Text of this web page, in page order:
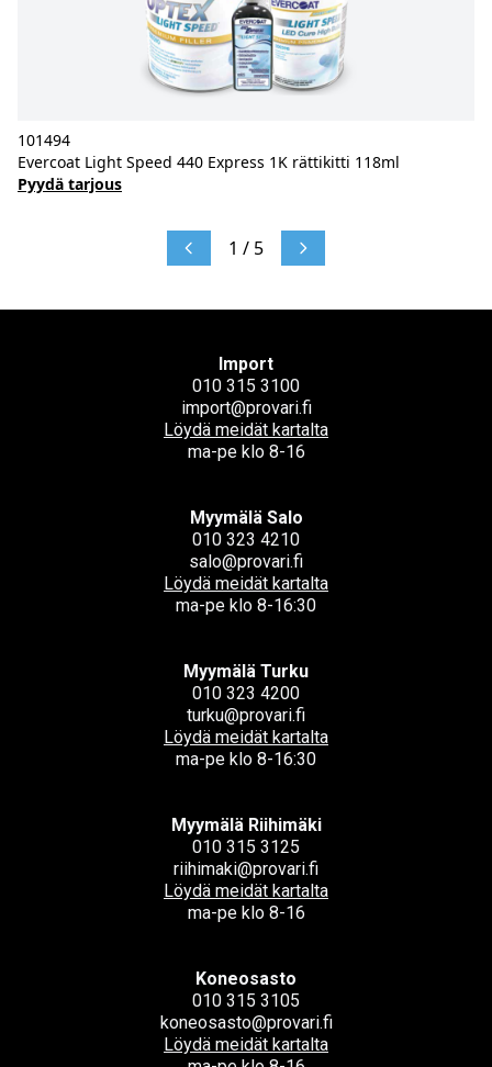
101494
Evercoat Light Speed 440 Express 1K rättikitti 118ml
Pyydä tarjous
1 / 5
Import
010 315 3100
import@provari.fi
Löydä meidät kartalta
ma-pe klo 8-16
Myymälä Salo
010 323 4210
salo@provari.fi
Löydä meidät kartalta
ma-pe klo 8-16:30
Myymälä Turku
010 323 4200
turku@provari.fi
Löydä meidät kartalta
ma-pe klo 8-16:30
Myymälä Riihimäki
010 315 3125
riihimaki@provari.fi
Löydä meidät kartalta
ma-pe klo 8-16
Koneosasto
010 315 3105
koneosasto@provari.fi
Löydä meidät kartalta